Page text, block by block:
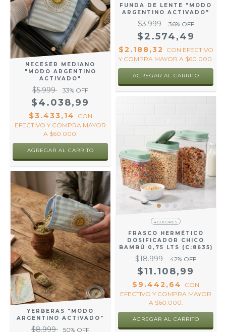
NECESER MEDIANO
"MODO ARGENTINO
ACTIVADO"
$5.999 33% OFF
$4.038,99
$3.433,14
CON
EFECTIVO Y COMPRA MAYOR
A $60.000.
AGREGAR AL CARRITO
FUNDA DE LENTE "MODO
ARGENTINO ACTIVADO"
$3.999 36% OFF
$2.574,49
$2.188,32 CON EFECTIVO
Y COMPRA MAYOR A $60.000.
AGREGAR AL CARRITO
YERBERAS "MODO
ARGENTINO ACTIVADO"
$8.999 50% OFF
4 COLORES
FRASCO HERMÉTICO
DOSIFICADOR CHICO
BAMBÚ 0,75 LTS (C:8635)
$18.999 42% OFF
$11.108,99
$9.442,64
CON
EFECTIVO Y COMPRA MAYOR
A $60.000.
AGREGAR AL CARRITO